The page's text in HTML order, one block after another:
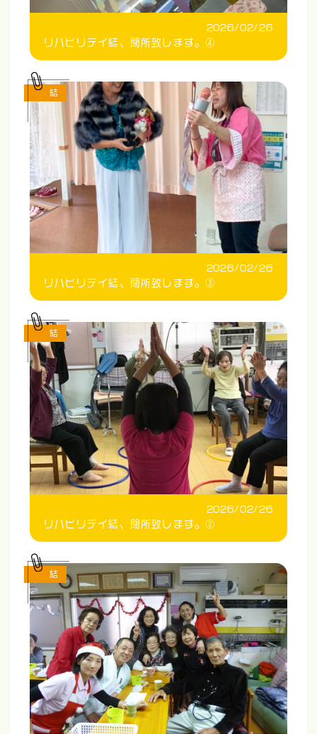
2026/02/26
リハビリデイ結、閉所致します。④
2026/02/26
リハビリデイ結、閉所致します。③
結
2026/02/26
リハビリデイ結、閉所致します。②
結
結